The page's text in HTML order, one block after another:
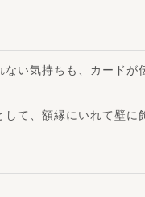
ない気持ちも、カードが
して、額縁にいれて壁に